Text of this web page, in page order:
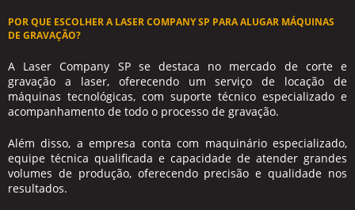
POR QUE ESCOLHER A LASER COMPANY SP PARA ALUGAR MÁQUINAS
DE GRAVAÇÃO?
A Laser Company SP se destaca no mercado de corte e
gravação a laser, oferecendo um serviço de locação de
máquinas tecnológicas, com suporte técnico especializado e
acompanhamento de todo o processo de gravação.
Além disso, a empresa conta com maquinário especializado,
equipe técnica qualificada e capacidade de atender grandes
volumes de produção, oferecendo precisão e qualidade nos
resultados.